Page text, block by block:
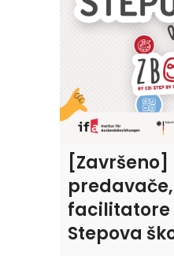
[Završeno]
facilitatore
Stepova